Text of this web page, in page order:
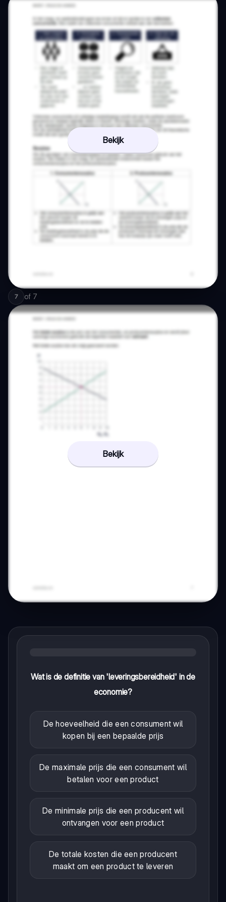
Bekijk
7 of 7
Bekijk
Wat is de definitie van 'leveringsbereidheid' in de
economie?
De hoeveelheid die een consument wil
kopen bij een bepaalde prijs
De maximale prijs die een consument wil
betalen voor een product
De minimale prijs die een producent wil
ontvangen voor een product
De totale kosten die een producent
maakt om een product te leveren